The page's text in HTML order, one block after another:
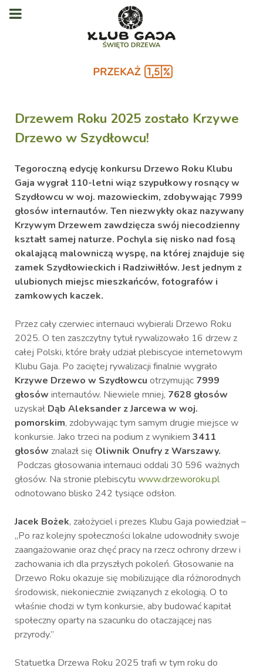
Drzewem Roku 2025 zostało Krzywe
Drzewo w Szydłowcu!
Tegoroczną edycję konkursu Drzewo Roku Klubu
Gaja wygrał 110-letni wiąz szypułkowy rosnący w
Szydłowcu w woj. mazowieckim, zdobywając 7999
głosów internautów. Ten niezwykły okaz nazywany
Krzywym Drzewem zawdzięcza swój niecodzienny
kształt samej naturze. Pochyla się nisko nad fosą
okalającą malowniczą wyspę, na której znajduje się
zamek Szydłowieckich i Radziwiłłów. Jest jednym z
ulubionych miejsc mieszkańców, fotografów i
zamkowych kaczek.
Przez cały czerwiec internauci wybierali Drzewo Roku
2025. O ten zaszczytny tytuł rywalizowało 16 drzew z
całej Polski, które brały udział plebiscycie internetowym
Klubu Gaja. Po zaciętej rywalizacji finalnie wygrało
Krzywe Drzewo w Szydłowcu otrzymując 7999
głosów internautów. Niewiele mniej, 7628 głosów
uzyskał Dąb Aleksander z Jarcewa w woj.
pomorskim, zdobywając tym samym drugie miejsce w
konkursie. Jako trzeci na podium z wynikiem 3411
głosów znalazł się Oliwnik Onufry z Warszawy.
Podczas głosowania internauci oddali 30 596 ważnych
głosów. Na stronie plebiscytu www.drzeworoku.pl
odnotowano blisko 242 tysiące odsłon.
Jacek Bożek, założyciel i prezes Klubu Gaja powiedział –
„Po raz kolejny społeczności lokalne udowodniły swoje
zaangażowanie oraz chęć pracy na rzecz ochrony drzew i
zachowania ich dla przyszłych pokoleń. Głosowanie na
Drzewo Roku okazuje się mobilizujące dla różnorodnych
środowisk, niekoniecznie związanych z ekologią. O to
właśnie chodzi w tym konkursie, aby budować kapitał
społeczny oparty na szacunku do otaczającej nas
przyrody.”
Statuetka Drzewa Roku 2025 trafi w tym roku do